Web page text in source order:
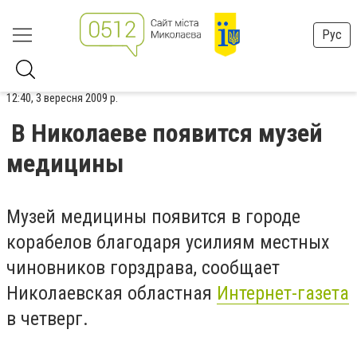
Рус
12:40, 3 вересня 2009 р.
В Николаеве появится музей
медицины
Музей медицины появится в городе
корабелов благодаря усилиям местных
чиновников горздрава, сообщает
Николаевская областная Интернет-газета
в четверг.